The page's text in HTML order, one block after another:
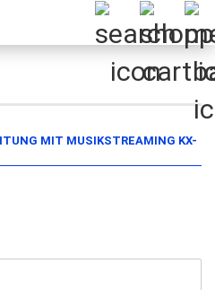
MIT MUSIKSTREAMING KX-